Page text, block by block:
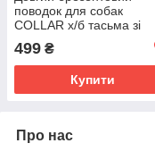
поводок для собак
COLLAR х/б тасьма зі
світловідбиваючою
20мм довжина 10
499 ₴
Купити
Про нас